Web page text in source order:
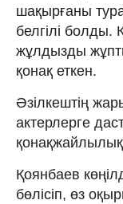
шақырғаны
белгілі болды.
жұлдызды
қонақ еткен.
Әзілкештің
актерлерге
Қоянбаев
бөлісіп, өз